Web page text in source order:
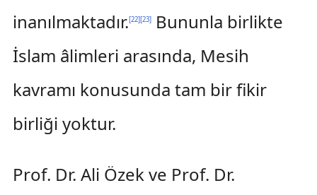
inanılmaktadır.[22][23]Bununla birlikte
İslam âlimleri arasında, Mesih
kavramı konusunda tam bir fikir
birliği yoktur.
Prof. Dr. Ali Özek ve Prof. Dr.